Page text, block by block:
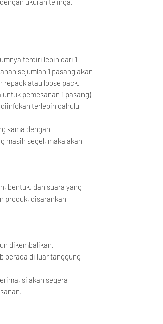
terdiri lebih dari 1
sejumlah 1 pasang akan
repack atau loose pack.
pemesanan 1 pasang)
terlebih dahulu
sama dengan
masih segel, maka akan
bentuk, dan suara yang
produk, disarankan
dikembalikan.
berada di luar tanggung
silakan segera